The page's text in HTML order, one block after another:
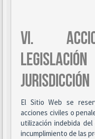
VI.
JURISDICCIÓN
El Sitio Web se
acciones civiles o
utilización indebida
incumplimiento de las